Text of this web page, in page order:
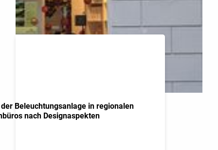
Beleuchtungsanlage in regionalen
nach Designaspekten